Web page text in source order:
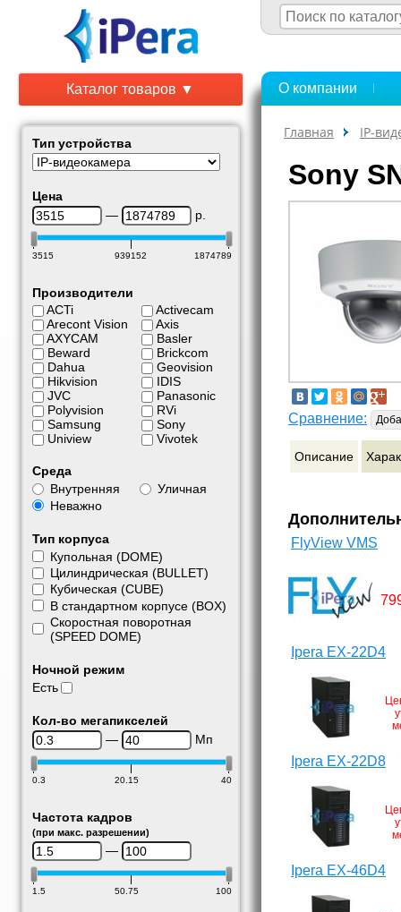
Каталог товаров ▼
Тип устройства
Цена
—
р.
3515 939152 1874789
Производители
ACTi
Arecont Vision
AXYCAM
Beward
Dahua
Hikvision
JVC
Polyvision
Samsung
Uniview
Activecam
Axis
Basler
Brickcom
Geovision
IDIS
Panasonic
RVi
Sony
Vivotek
Среда
Внутренняя
Уличная
Неважно
Тип корпуса
Купольная (DOME)
Цилиндрическая (BULLET)
Кубическая (CUBE)
В стандартном корпусе (BOX)
Скоростная поворотная
(SPEED DOME)
Ночной режим
Есть
Кол-во мегапикселей
—
Мп
0.3 20.15 40
Частота кадров
(при макс. разрешении)
—
1.5 50.75 100
О компании
Главная IP-
Sony
Сравнение:
Описание
FlyView VMS
Ipera EX-22D4
Ipera EX-22D8
Ipera EX-46D4